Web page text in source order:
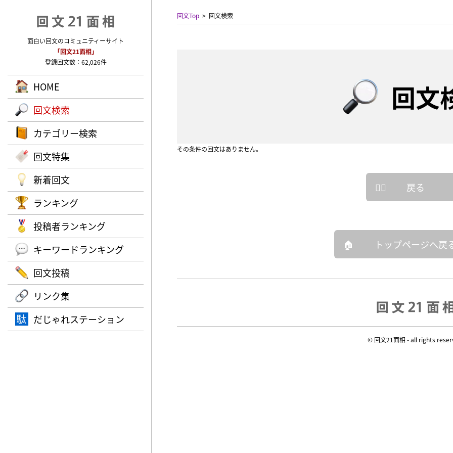
面白い回文のコミュニティーサイト
「回文21面相」
登録回文数：62,026件
HOME
回文検索
カテゴリー検索
回文特集
新着回文
ランキング
投稿者ランキング
キーワードランキング
回文投稿
リンク集
だじゃれステーション
回文Top 回文検索
回文
その条件の回文はありません。
戻る
トップページへ戻
© 回文21面相 - all rights